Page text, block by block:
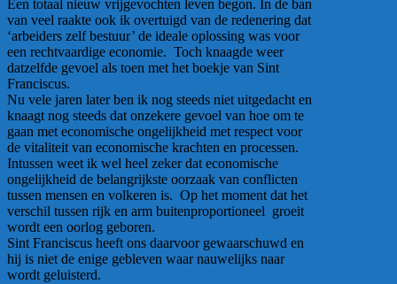
Een totaal nieuw vrijgevochten leven begon. In de ban
van veel raakte ook ik overtuigd van de redenering dat
‘arbeiders zelf bestuur’ de ideale oplossing was voor
een rechtvaardige economie. Toch knaagde weer
datzelfde gevoel als toen met het boekje van Sint
Franciscus.
Nu vele jaren later ben ik nog steeds niet uitgedacht en
knaagt nog steeds dat onzekere gevoel van hoe om te
gaan met economische ongelijkheid met respect voor
de vitaliteit van economische krachten en processen.
Intussen weet ik wel heel zeker dat economische
ongelijkheid de belangrijkste oorzaak van conflicten
tussen mensen en volkeren is. Op het moment dat het
verschil tussen rijk en arm buitenproportioneel groeit
wordt een oorlog geboren.
Sint Franciscus heeft ons daarvoor gewaarschuwd en
hij is niet de enige gebleven waar nauwelijks naar
wordt geluisterd.